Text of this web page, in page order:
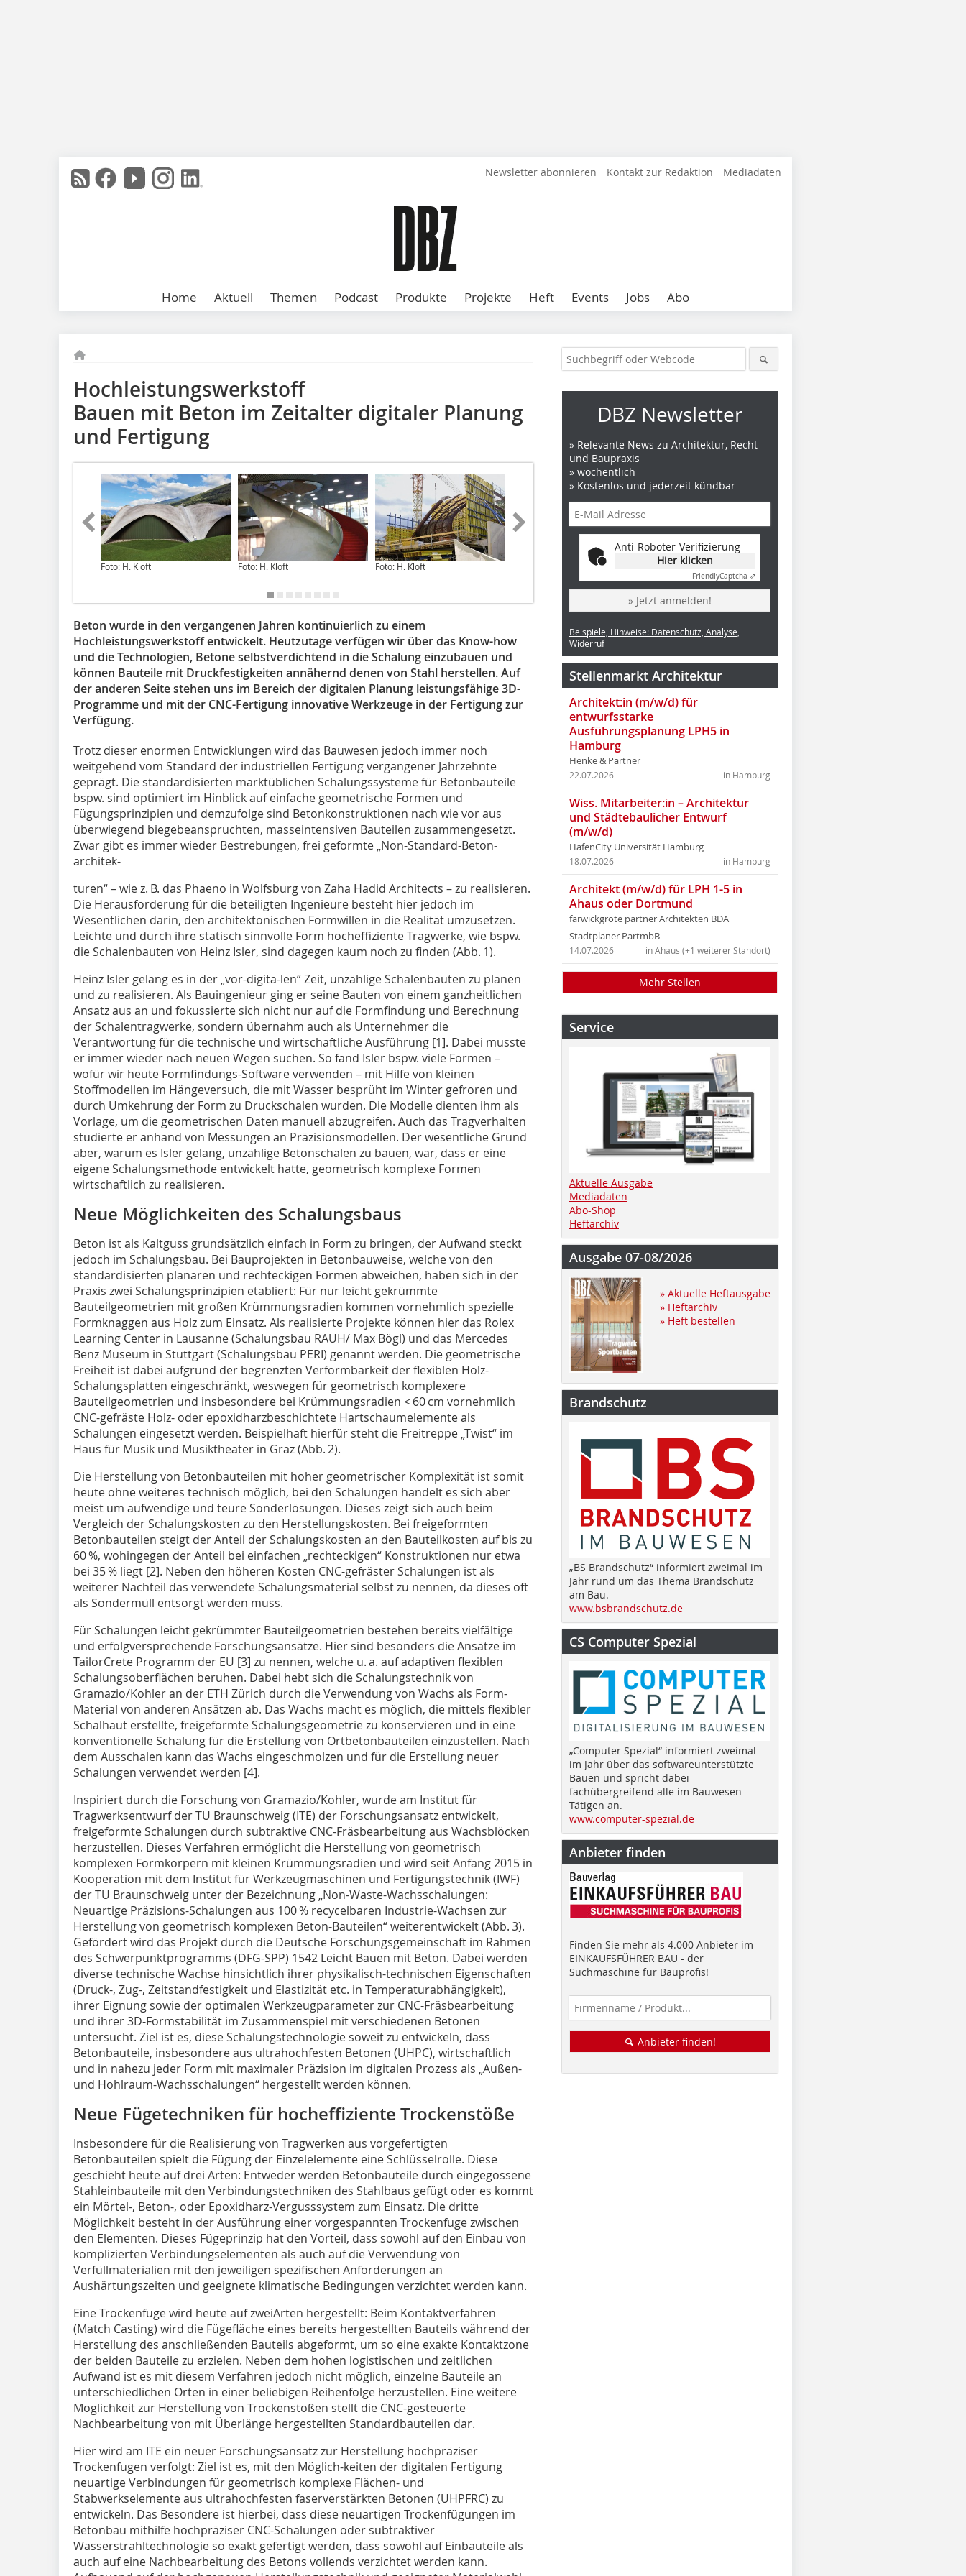
Newsletter abonnieren Kontakt zur Redaktion Mediadaten
Home Aktuell Themen Podcast Produkte Projekte Heft Events Jobs Abo
Hochleistungswerkstoff
Bauen mit Beton im Zeitalter digitaler Planung
und Fertigung
Foto: H. Kloft Foto: H. Kloft Foto: H. Kloft Rendering: J. Mainka, © ITE
Beton wurde in den vergangenen Jahren kontinuierlich zu einem
Hochleistungswerkstoff entwickelt. Heutzutage verfügen wir über das Know-how
und die Technologien, Betone selbstverdichtend in die Schalung einzubauen und
können Bauteile mit Druck­festigkeiten annähernd denen von Stahl herstellen. Auf
der anderen Seite stehen uns im Bereich der digitalen Planung leistungsfähige 3D-
Programme und mit der CNC-Fertigung innovative Werkzeuge in der Fertigung zur
Verfügung.
Trotz dieser enormen Entwicklungen wird das Bauwesen jedoch immer noch
weitgehend vom Standard der industriellen Fertigung vergangener Jahrzehnte
geprägt. Die standardisierten marktüblichen Schalungs­systeme für Betonbauteile
bspw. sind optimiert im Hinblick auf einfache geometrische Formen und
Fügungsprinzipien und demzufolge sind Betonkonstruktionen nach wie vor aus
überwiegend biegebeanspruchten, masseintensiven Bauteilen zusammengesetzt.
Zwar gibt es immer wieder Bestrebungen, frei geformte „Non-Standard-Be­ton­
architek-
turen“ – wie z. B. das Phaeno in Wolfsburg von Zaha Hadid Architects – zu realisieren.
Die Herausforderung für die beteiligten In­genieure besteht hier jedoch im
Wesentlichen darin, den architektonischen Formwillen in die Realität umzusetzen.
Leichte und durch ihre statisch sinnvolle Form hocheffiziente Tragwerke, wie bspw.
die Schalenbauten von Heinz Isler, sind dagegen kaum noch zu finden (Abb. 1).
Heinz Isler gelang es in der „vor-digita-len“ Zeit, unzählige Schalenbauten zu planen
und zu realisieren. Als Bauingenieur ging er seine Bauten von einem ganzheitlichen
Ansatz aus an und fokussierte sich nicht nur auf die Formfindung und Berechnung
der Schalentragwerke, sondern übernahm auch als Unternehmer die
Verantwortung für die technische und wirtschaftliche Ausführung [1]. Dabei musste
er immer wieder nach neuen Wegen suchen. So fand Isler bspw. viele Formen –
wofür wir heute Formfindungs-Software verwenden – mit Hilfe von kleinen
Stoffmodellen im Hängeversuch, die mit Wasser besprüht im Winter gefroren und
durch Umkehrung der Form zu Druckschalen wurden. Die Modelle dien­ten ihm als
Vorlage, um die geometrischen Daten manuell abzugreifen. Auch das Tragverhalten
studierte er anhand von Messungen an Präzisionsmodellen. Der wesentliche Grund
aber, warum es Isler gelang, unzählige Betonschalen zu bauen, war, dass er eine
eigene Schalungsmethode entwickelt hatte, geometrisch komplexe Formen
wirtschaftlich zu realisieren.
Neue Möglichkeiten des Schalungsbaus
Beton ist als Kaltguss grundsätzlich einfach in Form zu bringen, der Aufwand steckt
jedoch im Schalungsbau. Bei Bauprojekten in Betonbauweise, welche von den
standardisierten planaren und rechteckigen Formen ­abweichen, haben sich in der
Praxis zwei Schalungsprinzipien etab­liert: Für nur leicht gekrümmte
Bauteilgeometrien mit großen Krümmungsradien kommen vornehmlich spezielle
Formknaggen aus Holz zum Einsatz. Als realisierte Projekte können hier das Rolex
Learning Center in Lau­sanne (Schalungsbau RAUH/ Max Bögl) und das Mercedes
Benz Museum in Stuttgart (Schalungsbau PERI) genannt werden. Die geometrische
Freiheit ist dabei aufgrund der begrenzten Verformbarkeit der flexiblen Holz-
Schalungsplatten eingeschränkt, weswegen für geometrisch komplexere
Bauteilgeometrien und insbesondere bei Krümmungsra­dien < 60 cm vornehmlich
CNC-gefräste Holz- oder epoxidharzbeschichtete Hartschaumelemente als
Schalungen eingesetzt werden. Beispielhaft hierfür steht die Freitreppe „Twist“ im
Haus für Musik und Musiktheater in Graz (Abb. 2).
Die Herstellung von Betonbauteilen mit hoher geometrischer Komplexität ist somit
heute ohne weiteres technisch möglich, bei den Schalungen handelt es sich aber
meist um aufwendige und teure Sonderlösungen. Dieses zeigt sich auch beim
Vergleich der Schalungskosten zu den Herstellungs­kosten. Bei freigeformten
Betonbauteilen steigt der Anteil der Schalungskosten an den Bauteil­kosten auf bis zu
60 %, wohingegen der Anteil bei einfachen „rechteckigen“ Konstruktionen nur etwa
bei 35 % liegt [2]. Neben den höheren Kosten CNC-gefräster Schalun­gen ist als
weiterer Nachteil das verwendete Schalungsmaterial selbst zu nennen, da dieses oft
als Sondermüll entsorgt werden muss.
Für Schalungen leicht gekrümmter Bauteilgeometrien bestehen bereits vielfältige
und erfolgversprechende Forschungsan­sätze. Hier sind besonders die Ansätze im
TailorCrete Programm der EU [3] zu nennen, welche u. a. auf adaptiven flexiblen
Schalungsoberflächen beruhen. Dabei hebt sich die Schalungstechnik von
Gramazio/Kohler an der ETH Zürich durch die Verwendung von Wachs als Form-
Material von anderen Ansätzen ab. Das Wachs macht es möglich, die mittels flexibler
Schalhaut erstellte, freigeformte Schalungsgeometrie zu konservieren und in eine
konventionelle Schalung für die Erstellung von Ortbetonbauteilen einzustellen. Nach
dem Ausschalen kann das Wachs eingeschmolzen und für die Erstellung neuer
Schalungen verwendet werden [4].
Inspiriert durch die Forschung von Gramazio/Kohler, wurde am Institut für
Tragwerksentwurf der TU Braunschweig (ITE) der Forschungsansatz entwickelt,
freigeformte Schalungen durch subtraktive CNC-Fräsbearbeitung aus Wachsblöcken
herzustellen. ­Dieses Verfahren ermöglicht die Herstellung von ­geometrisch
komplexen Formkörpern mit kleinen Krümmungsradien und wird seit Anfang 2015 in
Kooperation mit dem Institut für Werkzeugmaschinen und Fertigungstechnik (IWF)
der TU Braunschweig unter der Bezeichnung „Non-Waste-Wachsschalungen:
Neuartige Präzi­sions-Schalungen aus 100 % recycelbaren ­Industrie-Wachsen zur
Herstellung von geometrisch komplexen Beton-Bauteilen“ weiterentwickelt (Abb. 3).
Gefördert wird das Projekt durch die Deutsche Forschungsgemeinschaft im Rahmen
des Schwerpunktprogramms (DFG-SPP) 1542 Leicht Bauen mit Beton. Dabei werden
diverse technische Wachse hinsichtlich ihrer physikalisch-technischen Eigenschaften
(Druck-, Zug-, Zeitstandfestigkeit und Elasti­zität etc. in Temperaturabhängigkeit),
ihrer ­Eignung sowie der optimalen Werkzeugparameter zur CNC-Fräsbearbeitung
und ihrer 3D-Formstabilität im Zusammenspiel mit verschiedenen Betonen
untersucht. Ziel ist es, diese Schalungstechnologie soweit zu entwickeln, dass
Betonbauteile, insbesondere aus ultrahochfesten Betonen (UHPC), wirtschaftlich
und in nahezu je­der Form mit maximaler Präzision im di­gi­talen Prozess als „Außen-
und Hohlraum-Wachsschalungen“ hergestellt werden können.
Neue Fügetechniken für hocheffiziente Trockenstöße
Insbesondere für die Realisierung von Tragwerken aus vorgefertigten
Betonbauteilen spielt die Fügung der Einzelelemente eine Schlüsselrolle. Diese
geschieht heute auf drei Arten: Entweder werden Betonbauteile durch eingegossene
Stahleinbauteile mit den Verbindungstechniken des Stahlbaus gefügt oder es kommt
ein Mörtel-, Beton-, oder Epoxidharz-Vergusssystem zum Einsatz. Die dritte
Möglichkeit besteht in der Ausführung einer vorgespannten Trockenfuge zwischen
den Elementen. Dieses Fügeprinzip hat den Vorteil, dass sowohl auf den Einbau von
komplizierten Verbindungselementen als auch auf die Verwendung von
Verfüllmaterialien mit den jeweiligen spezifischen Anforderungen an
Aushärtungszeiten und geeignete klimatische Bedingungen verzichtet werden kann.
Eine Trockenfuge wird heute auf zweiArten hergestellt: Beim Kontaktverfahren
(Match Casting) wird die Fügefläche eines bereits hergestellten Bauteils während der
Herstellung des anschließenden Bauteils abgeformt, um so eine exakte Kontaktzone
der beiden Bauteile zu erzielen. ­Ne­ben dem hohen logistischen und zeitlichen
Aufwand ist es mit diesem Verfahren jedoch nicht möglich, einzelne Bauteile an
unterschiedlichen Orten in einer beliebigen Rei­hen­folge herzustellen. Eine weitere
Möglichkeit zur Herstellung von Trockenstößen stellt die CNC-gesteuerte
Nachbearbeitung von mit Überlänge hergestellten Standardbauteilen dar.
Hier wird am ITE ein neuer Forschungs­ansatz zur Herstellung hochpräziser
Trockenfugen verfolgt: Ziel ist es, mit den Mög­lich-kei­ten der digitalen Fertigung
neuartige Verbindungen für geometrisch komplexe Flächen- und
Stabwerkselemente aus ultrahochfesten faserverstärkten Betonen (UHPFRC) zu
entwickeln. Das Besondere ist hierbei, dass diese neuartigen Tro­ckenfügun­gen im
Betonbau mithilfe hochpräziser CNC-Schalungen oder subtraktiver
Wasserstrahltechnologie so exakt gefertigt werden, dass sowohl auf Einbauteile als
auch auf eine Nachbearbeitung des Betons vollends verzichtet werden kann.
DBZ Newsletter
» Relevante News zu Architektur, Recht
und Baupraxis
» wöchentlich
» Kostenlos und jederzeit kündbar
Anti-Roboter-Verifizierung
Hier klicken
FriendlyCaptcha ⇗
» Jetzt anmelden!
Beispiele, Hinweise: Datenschutz, Analyse,
Widerruf
Stellenmarkt Architektur
Architekt:in (m/w/d) für
entwurfsstarke
Ausführungsplanung LPH5 in
Hamburg
Henke & Partner
in Hamburg
22.07.2026
Wiss. Mitarbeiter:in – Architektur
und Städtebaulicher Entwurf
(m/w/d)
HafenCity Universität Hamburg
in Hamburg
18.07.2026
Architekt (m/w/d) für LPH 1-5 in
Ahaus oder Dortmund
farwickgrote partner Architekten BDA
Stadtplaner PartmbB
in Ahaus (+1 weiterer Standort)
14.07.2026
Mehr Stellen
Service
Aktuelle Ausgabe
Mediadaten
Abo-Shop
Heftarchiv
Ausgabe 07-08/2026
» Aktuelle Heftausgabe
» Heftarchiv
» Heft bestellen
Brandschutz
„BS Brandschutz“ informiert zweimal im
Jahr rund um das Thema Brandschutz
am Bau.
www.bsbrandschutz.de
CS Computer Spezial
„Computer Spezial“ informiert zweimal
im Jahr über das softwareunterstützte
Bauen und spricht dabei
fachübergreifend alle im Bauwesen
Tätigen an.
www.computer-spezial.de
Anbieter finden
Finden Sie mehr als 4.000 Anbieter im
EINKAUFSFÜHRER BAU - der
Suchmaschine für Bauprofis!
Anbieter finden!